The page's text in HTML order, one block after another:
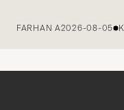
FARHAN A2026-08-05